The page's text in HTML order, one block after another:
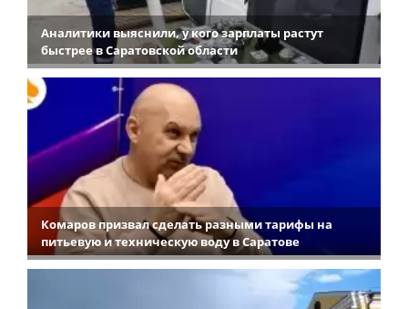
Аналитики выяснили, у кого зарплаты растут
быстрее в Саратовской области
Комаров призвал сделать разными тарифы на
питьевую и техническую воду в Саратове